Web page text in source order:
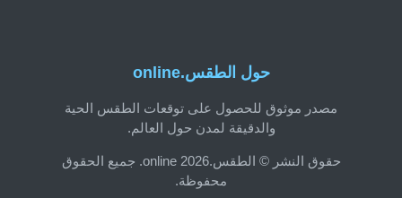
حول الطقس.online
مصدر موثوق للحصول على توقعات الطقس الحية
والدقيقة لمدن حول العالم.
حقوق النشر © الطقس.online 2026. جميع الحقوق
محفوظة.